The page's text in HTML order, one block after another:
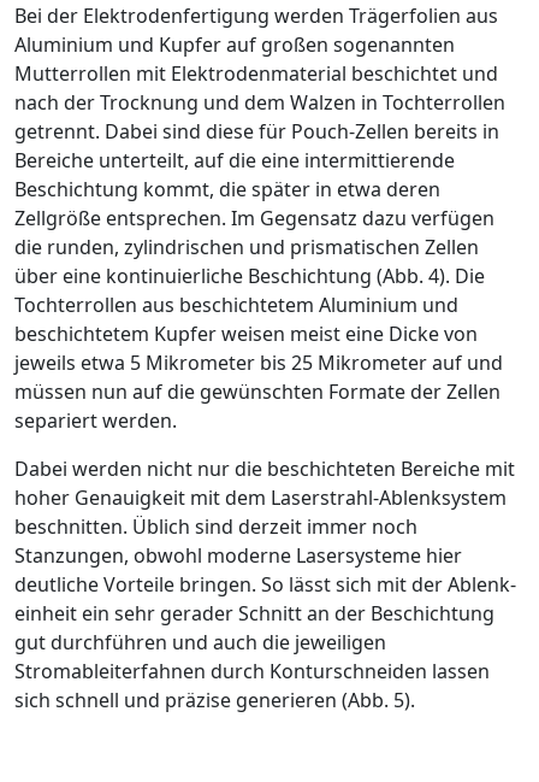
Bei der Elektrodenfertigung werden Trägerfolien aus
Aluminium und Kupfer auf großen sogenannten
Mutterrollen mit Elektrodenmaterial beschichtet und
nach der Trocknung und dem Walzen in Tochterrollen
getrennt. Dabei sind diese für Pouch-Zellen bereits in
Bereiche unterteilt, auf die eine intermittie­rende
Beschichtung kommt, die später in etwa deren
Zellgröße entsprechen. Im Gegensatz dazu verfügen
die runden, zylindrischen und prismatischen Zellen
über eine kontinuierliche Beschichtung (Abb. 4). Die
Tochterrollen aus beschichtetem ­Aluminium und
beschichtetem Kupfer weisen meist eine Dicke von
jeweils etwa 5 Mikrometer bis 25 Mikrometer auf und
müssen nun auf die gewünschten Formate der Zellen
separiert werden.
Dabei werden nicht nur die beschichteten Bereiche mit
hoher Genauigkeit mit dem ­Laserstrahl-Ablenksystem
beschnitten. Üblich sind derzeit immer noch
Stanzungen, obwohl moderne Lasersysteme hier
deutliche Vorteile bringen. So lässt sich mit der Ablenk­
einheit ein sehr gerader Schnitt an der Beschichtung
gut durchführen und auch die jeweiligen
Stromableiterfahnen durch Konturschneiden lassen
sich schnell und präzise generieren (Abb. 5).